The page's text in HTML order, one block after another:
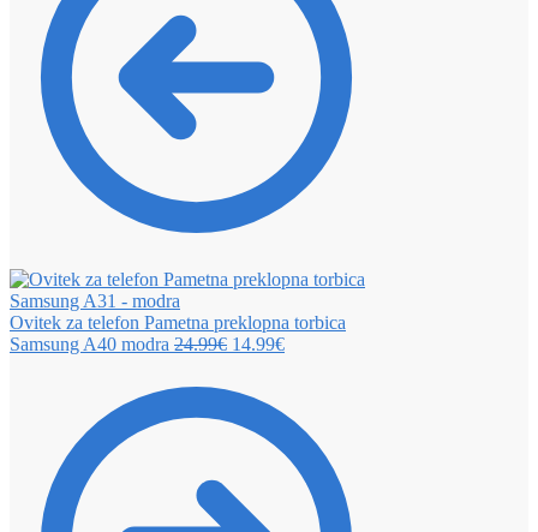
Ovitek za telefon Pametna preklopna torbica
Samsung A40 modra 24.99€ 14.99€